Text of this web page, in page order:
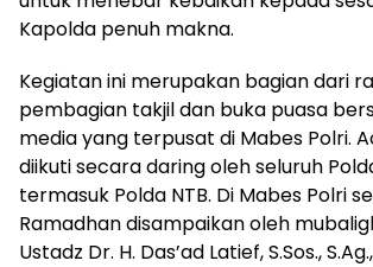
Kapolda penuh makna.
Kegiatan ini merupakan bagian dari
pembagian takjil dan buka puasa
media yang terpusat di Mabes Polri.
diikuti secara daring oleh seluruh
termasuk Polda NTB. Di Mabes Polri
Ramadhan disampaikan oleh
Ustadz Dr. H. Das’ad Latief, S.Sos.,